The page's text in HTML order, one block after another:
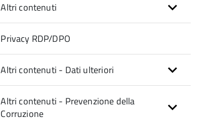
Altri contenuti
Privacy RDP/DPO
Altri contenuti - Dati ulteriori
Altri contenuti - Prevenzione della
Corruzione